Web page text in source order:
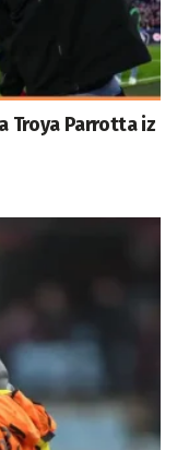
Troya Parrotta iz